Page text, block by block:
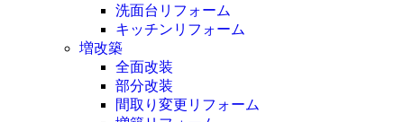
洗面台リフォーム
キッチンリフォーム
増改築
全面改装
部分改装
間取り変更リフォーム